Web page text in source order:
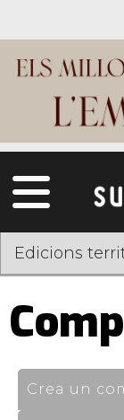
Edicions
Pestanyes
primàries
Crea un